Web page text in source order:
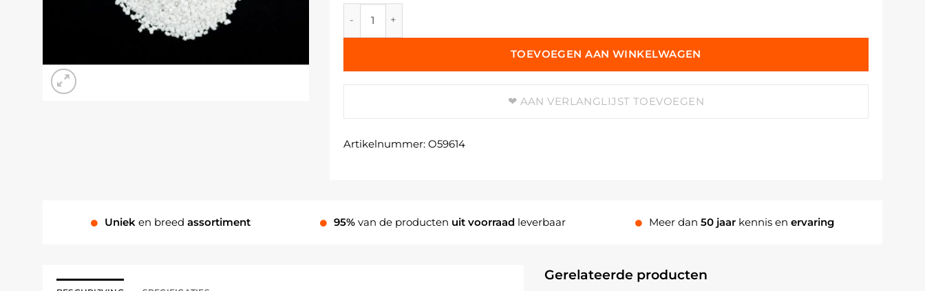
TOEVOEGEN AAN WINKELWAGEN
AAN VERLANGLIJST TOEVOEGEN
Artikelnummer: O59614
Unieken breedassortiment 95%van de producten uit voorraad leverbaar Meer dan 50 jaarkennis en ervaring
Gerelateerde producten